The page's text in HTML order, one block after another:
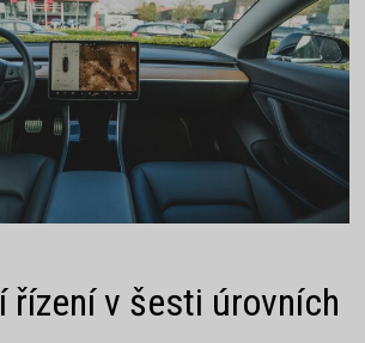
řízení v šesti úrovních